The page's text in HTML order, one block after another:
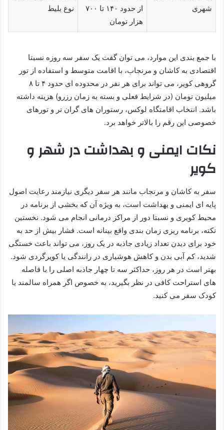
شهری
از حدود ۱۴۰ تا ۷۰۰
هزار تومان
نوع بلیط
با جمع بندی این موارد، می توان گفت یک سفر سه روزه نسبتا
اقتصادی به کاشان و مرنجاب، با اقامت متوسط و استفاده از تور
گروهی کویر، می تواند برای هر نفر در محدوده ای حدود ۴ تا ۸
میلیون تومان (در شرایط فعلی و بسته به زمان رزرو) هزینه داشته
باشد. انتخاب اقامتگاه لوکس، رستوران های گران تر و تورهای
خصوصی این رقم را بالاتر خواهد برد.
نکات ایمنی و بهداشت در شهر و
کویر
سفر به کاشان و مرنجاب مانند هر سفر دیگری نیازمند رعایت اصول
پایه ای ایمنی و بهداشت است، به ویژه آن که بخشی از برنامه در
محیط کویری و نسبتا دور از مراکز درمانی انجام می شود. نخستین
نکته، برنامه ریزی زمان بندی واقع بینانه است. فشار بیش از حد به
خود برای دیدن تعداد زیادی جاذبه در یک روز، می تواند باعث خستگی
شدید، کم آبی بدن و کاهش هوشیاری در رانندگی یا کویرگردی شود.
بهتر است در هر روز، حداکثر سه تا چهار جاذبه اصلی را با فاصله
های استراحت کافی در نظر بگیرید، به خصوص اگر همراه سالمند یا
کودک سفر می کنید.